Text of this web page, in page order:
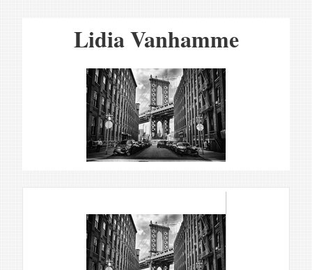
Lidia Vanhamme